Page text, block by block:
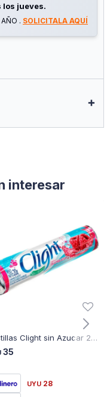
los jueves.
. SOLICITALA AQUÍ
interesar
Pastillas Clight sin Azucar 20GR - FRAMBUESA
35
UYU 28